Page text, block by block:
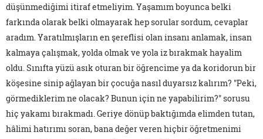
düşünmediğimi itiraf etmeliyim. Yaşamım boyunca belki
farkında olarak belki olmayarak hep sorular sordum, cevaplar
aradım. Yaratılmışların en şereflisi olan insanı anlamak, insan
kalmaya çalışmak, yolda olmak ve yola iz bırakmak hayalim
oldu. Sınıfta yüzü asık oturan bir öğrencime ya da koridorun bir
köşesine sinip ağlayan bir çocuğa nasıl duyarsız kalırım? "Peki,
görmediklerim ne olacak? Bunun için ne yapabilirim?" sorusu
hiç yakamı bırakmadı. Geriye dönüp baktığımda elimden tutan,
hâlimi hatırımı soran, bana değer veren hiçbir öğretmenimi